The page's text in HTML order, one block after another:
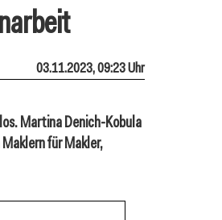
03.11.2023, 09:23 Uhr
Martina Denich-Kobula
für Makler,